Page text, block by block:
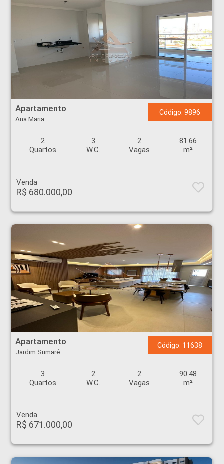
Apartamento
Ana Maria
Código: 9896
2
Quartos
3
W.C.
2
Vagas
81.66
m²
Venda
R$ 680.000,00
Apartamento - Jardim Sumaré - Ribeirão Preto
Apartamento
Jardim Sumaré
Código: 11638
3
Quartos
2
W.C.
2
Vagas
90.48
m²
Venda
R$ 671.000,00